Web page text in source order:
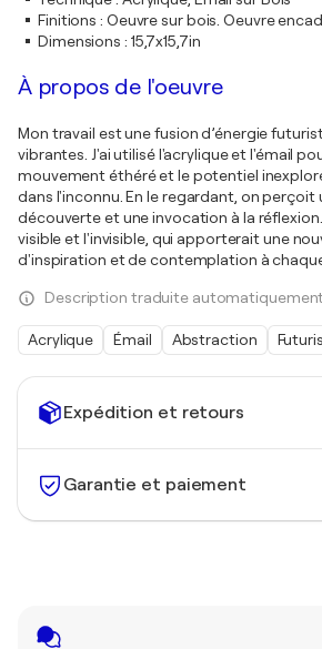
Expédition et retours
Garantie et paiement
Finitions : Oeuvre sur bois. Oeuvre
Dimensions : 15,7x15,7in
À propos de l'oeuvre
Mon travail est une fusion d’énergie
vibrantes. J'ai utilisé l'acrylique et l'émail
mouvement éthéré et le potentiel
dans l'inconnu. En le regardant, on perçoit
découverte et une invocation à la
visible et l'invisible, qui apporterait une
d'inspiration et de contemplation à
Description traduite automatiquement.
Acrylique Émail Abstraction